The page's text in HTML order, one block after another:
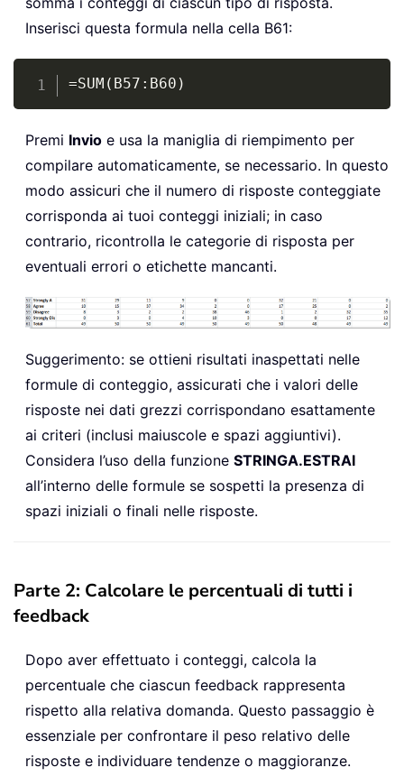
Inserisci questa formula nella cella B61:
=SUM(B57:B60)
Premi Invio e usa la maniglia di riempimento per
compilare automaticamente, se necessario. In questo
modo assicuri che il numero di risposte conteggiate
corrisponda ai tuoi conteggi iniziali; in caso
contrario, ricontrolla le categorie di risposta per
eventuali errori o etichette mancanti.
Suggerimento: se ottieni risultati inaspettati nelle
formule di conteggio, assicurati che i valori delle
risposte nei dati grezzi corrispondano esattamente
ai criteri (inclusi maiuscole e spazi aggiuntivi).
Considera l’uso della funzione STRINGA.ESTRAI
all’interno delle formule se sospetti la presenza di
spazi iniziali o finali nelle risposte.
Parte 2: Calcolare le percentuali di tutti i
feedback
Dopo aver effettuato i conteggi, calcola la
percentuale che ciascun feedback rappresenta
rispetto alla relativa domanda. Questo passaggio è
essenziale per confrontare il peso relativo delle
risposte e individuare tendenze o maggioranze.